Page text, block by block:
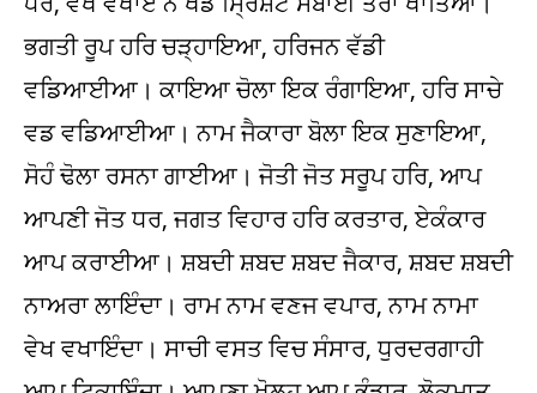
ਭਗਤੀ ਰੂਪ ਹਰਿ ਚੜ੍ਹਾਇਆ, ਹਰਿਜਨ ਵੱਡੀ
ਵਡਿਆਈਆ। ਕਾਇਆ ਚੋਲਾ ਇਕ ਰੰਗਾਇਆ, ਹਰਿ ਸਾਚੇ
ਵਡ ਵਡਿਆਈਆ। ਨਾਮ ਜੈਕਾਰਾ ਬੋਲਾ ਇਕ ਸੁਣਾਇਆ,
ਸੋਹੰ ਢੋਲਾ ਰਸਨਾ ਗਾਈਆ। ਜੋਤੀ ਜੋਤ ਸਰੂਪ ਹਰਿ, ਆਪ
ਆਪਣੀ ਜੋਤ ਧਰ, ਜਗਤ ਵਿਹਾਰ ਹਰਿ ਕਰਤਾਰ, ਏਕੰਕਾਰ
ਆਪ ਕਰਾਈਆ। ਸ਼ਬਦੀ ਸ਼ਬਦ ਸ਼ਬਦ ਜੈਕਾਰ, ਸ਼ਬਦ ਸ਼ਬਦੀ
ਨਾਅਰਾ ਲਾਇੰਦਾ। ਰਾਮ ਨਾਮ ਵਣਜ ਵਪਾਰ, ਨਾਮ ਨਾਮਾ
ਵੇਖ ਵਖਾਇੰਦਾ। ਸਾਚੀ ਵਸਤ ਵਿਚ ਸੰਸਾਰ, ਧੁਰਦਰਗਾਹੀ